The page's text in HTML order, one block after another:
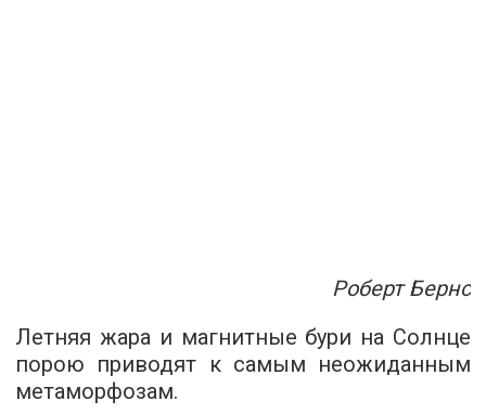
Роберт Бернс
Летняя жара и магнитные бури на Солнце
порою приводят к самым неожиданным
метаморфозам.